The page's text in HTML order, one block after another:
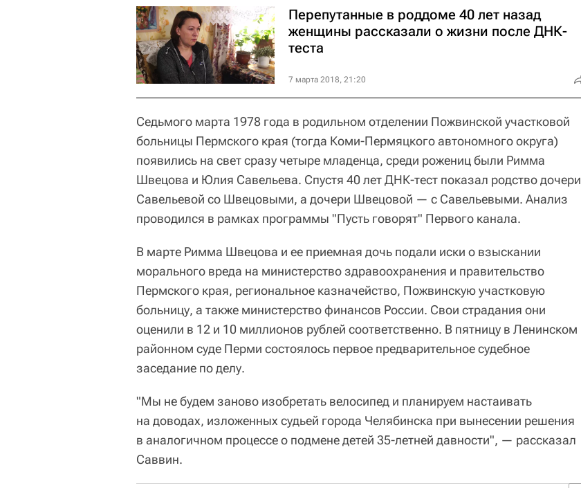
Перепутанные в роддоме 40 лет назад
женщины рассказали о жизни после ДНК-
теста
7 марта 2018, 21:20
Седьмого марта 1978 года в родильном отделении Пожвинской участковой
больницы Пермского края (тогда Коми-Пермяцкого автономного округа)
появились на свет сразу четыре младенца, среди рожениц были Римма
Швецова и Юлия Савельева. Спустя 40 лет ДНК-тест показал родство дочери
Савельевой со Швецовыми, а дочери Швецовой — с Савельевыми. Анализ
проводился в рамках программы "Пусть говорят" Первого канала.
В марте Римма Швецова и ее приемная дочь подали иски о взыскании
морального вреда на министерство здравоохранения и правительство
Пермского края, региональное казначейство, Пожвинскую участковую
больницу, а также министерство финансов России. Свои страдания они
оценили в 12 и 10 миллионов рублей соответственно. В пятницу в Ленинском
районном суде Перми состоялось первое предварительное судебное
заседание по делу.
"Мы не будем заново изобретать велосипед и планируем настаивать
на доводах, изложенных судьей города Челябинска при вынесении решения
в аналогичном процессе о подмене детей 35-летней давности", — рассказал
Саввин.